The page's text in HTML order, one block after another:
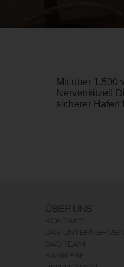
Mit über 1.500
Nervenkitzel!
sicherer Hafen
ÜBER UNS
KONTAKT
DAS UNTERNEHMEN
DAS TEAM
KARRIERE